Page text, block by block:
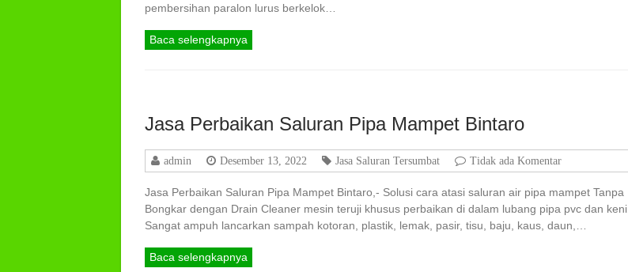
pembersihan paralon lurus berkelok…
Baca selengkapnya
Jasa Perbaikan Saluran Pipa Mampet Bintaro
admin Desember 13, 2022 Jasa Saluran Tersumbat Tidak ada Komentar
Jasa Perbaikan Saluran Pipa Mampet Bintaro,- Solusi cara atasi saluran air pipa mampet Tanpa
Bongkar dengan Drain Cleaner mesin teruji khusus perbaikan di dalam lubang pipa pvc dan keni.
Sangat ampuh lancarkan sampah kotoran, plastik, lemak, pasir, tisu, baju, kaus, daun,…
Baca selengkapnya